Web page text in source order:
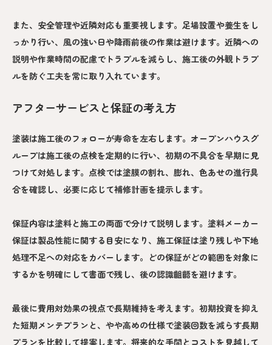
また、安全管理や近隣対応も重要視します。足場設置や養生をし
っかり行い、風の強い日や降雨前後の作業は避けます。近隣への
説明や作業時間の配慮でトラブルを減らし、施工後の外観トラブ
ルを防ぐ工夫を常に取り入れています。
アフターサービスと保証の考え方
塗装は施工後のフォローが寿命を左右します。オープンハウスグ
ループは施工後の点検を定期的に行い、初期の不具合を早期に見
つけて対処します。点検では塗膜の割れ、膨れ、色あせの進行具
合を確認し、必要に応じて補修計画を提示します。
保証内容は塗料と施工の両面で分けて説明します。塗料メーカー
保証は製品性能に関する目安になり、施工保証は塗り残しや下地
処理不足への対応をカバーします。どの保証がどの範囲を対象に
するかを明確にして書面で残し、後の認識齟齬を避けます。
最後に費用対効果の視点で長期維持を考えます。初期投資を抑え
た短期メンテプランと、やや高めの仕様で塗装回数を減らす長期
プランを比較して提案します。将来的な手間とコストを見越して